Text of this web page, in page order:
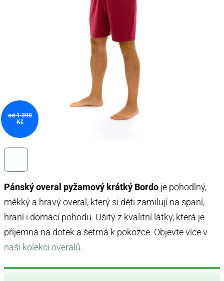
Pánský overal pyžamový krátký Bordo je pohodlný,
měkký a hravý overal, který si děti zamilují na spaní,
hraní i domácí pohodu. Ušitý z kvalitní látky, která je
příjemná na dotek a šetrná k pokožce. Objevte více v
naší kolekci overalů.
od 1 390
Kč